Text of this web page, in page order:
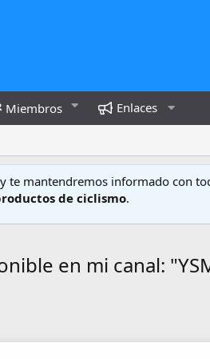
Miembros Enlaces
y te mantendremos informado con
de ciclismo.
en mi canal: